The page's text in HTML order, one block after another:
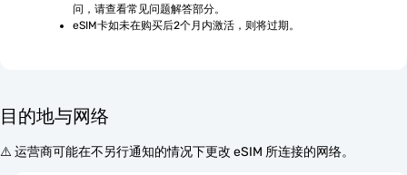
问，请查看常见问题解答部分。
eSIM卡如未在购买后2个月内激活，则将过期。
目的地与网络
⚠️ 运营商可能在不另行通知的情况下更改 eSIM 所连接的网络。